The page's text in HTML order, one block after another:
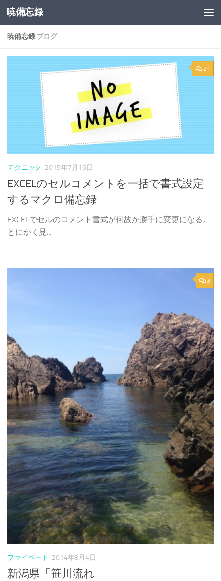
コンテンツへスキップ
暁備忘録
暁備忘録 ブログ
21
テクニック 2015年7月16日
EXCELのセルコメントを一括で書式設定
するマクロ備忘録
EXCELでセルのコメント書式が何故か勝手に変更になる。
とにかく見...
3
プライベート 2014年8月4日
新潟県「笹川流れ」